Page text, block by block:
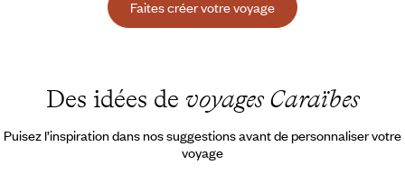
Faites créer votre voyage
Des idées de voyages Caraïbes
Puisez l’inspiration dans nos suggestions avant de personnaliser votre
voyage